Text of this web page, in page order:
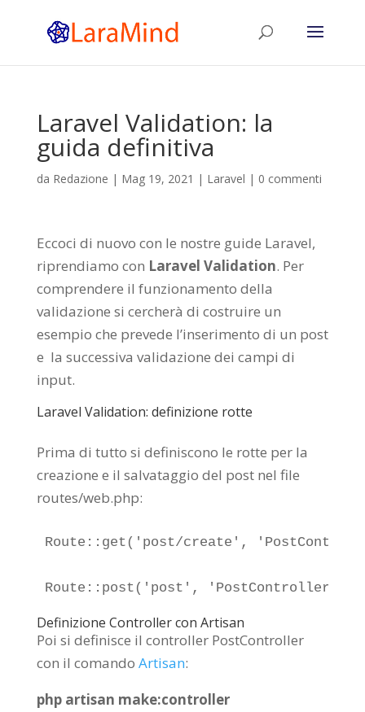
Laravel Validation: la
guida definitiva
da Redazione | Mag 19, 2021 | Laravel | 0 commenti
Eccoci di nuovo con le nostre guide Laravel,
riprendiamo con Laravel Validation. Per
comprendere il funzionamento della
validazione si cercherà di costruire un
esempio che prevede l’inserimento di un post
e la successiva validazione dei campi di
input.
Laravel Validation: definizione rotte
Prima di tutto si definiscono le rotte per la
creazione e il salvataggio del post nel file
routes/web.php:
Route::get('post/create',
Route::post('post',
Definizione Controller con Artisan
Poi si definisce il controller PostController
con il comando Artisan:
php artisan make:controller